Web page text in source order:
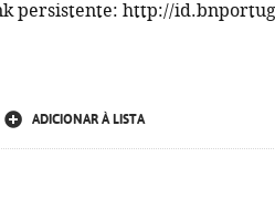
persistente: http://
ADICIONAR À LISTA